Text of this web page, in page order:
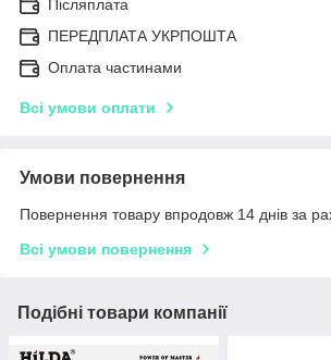
Післяплата
ПЕРЕДПЛАТА УКРПОШТА
Оплата частинами
Всі умови оплати
Умови повернення
Повернення товару впродовж 14 днів за
Всі умови повернення
Подібні товари компанії